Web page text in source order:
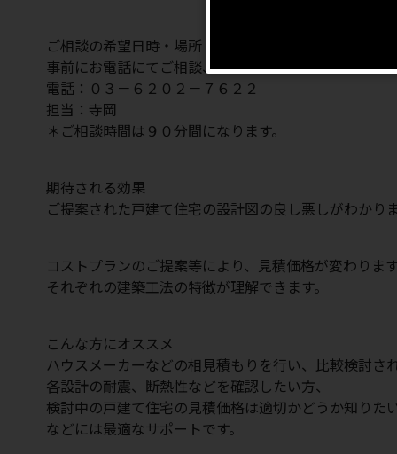
ご相談の希望日時・場所
事前にお電話にてご相談、お問い合わせください。
電話：０３－６２０２－７６２２
担当：寺岡
＊ご相談時間は９０分間になります。
期待される効果
ご提案された戸建て住宅の設計図の良し悪しがわかりま
コストプランのご提案等により、見積価格が変わります
それぞれの建築工法の特徴が理解できます。
こんな方にオススメ
ハウスメーカーなどの相見積もりを行い、比較検討さ
各設計の耐震、断熱性などを確認したい方、
検討中の戸建て住宅の見積価格は適切かどうか知りたい
などには最適なサポートです。